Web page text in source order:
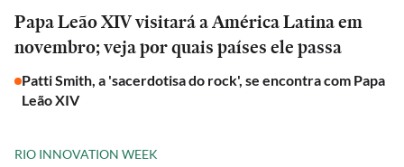
Papa Leão XIV visitará a América Latina em
novembro; veja por quais países ele passa
Patti Smith, a 'sacerdotisa do rock', se encontra com Papa
Leão XIV
RIO INNOVATION WEEK